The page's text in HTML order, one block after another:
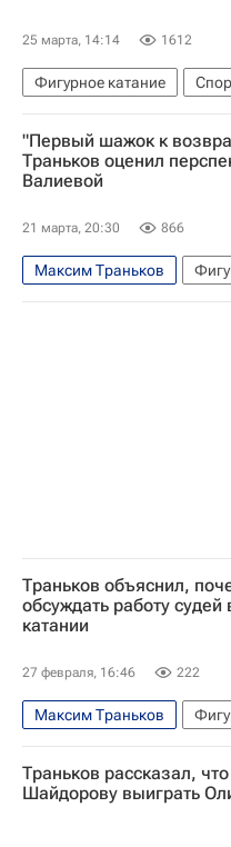
25 марта, 14:14 1612
Фигурное катание
Камила Валиева
Пётр Гуменник
"Первый шажок к
Траньков оценил
Валиевой
21 марта, 20:30 866
Максим Траньков
Спорт
Санкт-Петербург
Траньков объяснил,
обсуждать работу
катании
27 февраля, 16:46 222
Максим Траньков
Спорт
Евгения
Владимир Морозов
Траньков рассказал,
Шайдорову выиграть